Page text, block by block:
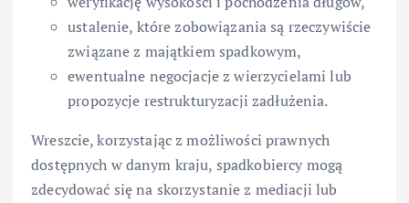
ustalenie, które zobowiązania są rzeczywiście
związane z majątkiem spadkowym,
ewentualne negocjacje z wierzycielami lub
propozycje restrukturyzacji zadłużenia.
Wreszcie, korzystając z możliwości prawnych
dostępnych w danym kraju, spadkobiercy mogą
zdecydować się na skorzystanie z mediacji lub